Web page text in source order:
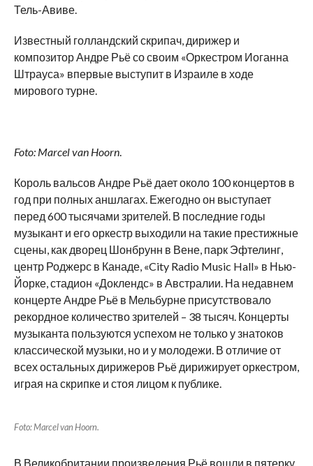
Тель-Авиве.
Известный голландский скрипач, дирижер и
композитор Андре Рьё со своим «Оркестром Иоганна
Штрауса» впервые выступит в Израиле в ходе
мирового турне.
Foto: Marcel van Hoorn.
Король вальсов Андре Рьё дает около 100 концертов в
год при полных аншлагах. Ежегодно он выступает
перед 600 тысячами зрителей. В последние годы
музыкант и его оркестр выходили на такие престижные
сцены, как дворец Шонбрунн в Вене, парк Эфтелинг,
центр Роджерс в Канаде, «City Radio Music Hall» в Нью-
Йорке, стадион «Доклендс» в Австралии. На недавнем
концерте Андре Рьё в Мельбурне присутствовало
рекордное количество зрителей – 38 тысяч. Концерты
музыканта пользуются успехом не только у знатоков
классической музыки, но и у молодежи. В отличие от
всех остальных дирижеров Рьё дирижирует оркестром,
играя на скрипке и стоя лицом к публике.
Foto: Marcel van Hoorn.
В Великобритании произведения Рьё вошли в пятерку